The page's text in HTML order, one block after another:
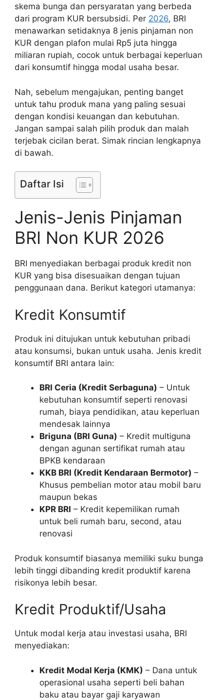
skema bunga dan persyaratan yang berbeda
dari program KUR bersubsidi. Per 2026, BRI
menawarkan setidaknya 8 jenis pinjaman non
KUR dengan plafon mulai Rp5 juta hingga
miliaran rupiah, cocok untuk berbagai keperluan
dari konsumtif hingga modal usaha besar.
Nah, sebelum mengajukan, penting banget
untuk tahu produk mana yang paling sesuai
dengan kondisi keuangan dan kebutuhan.
Jangan sampai salah pilih produk dan malah
terjebak cicilan berat. Simak rincian lengkapnya
di bawah.
Daftar Isi
Jenis-Jenis Pinjaman
BRI Non KUR 2026
BRI menyediakan berbagai produk kredit non
KUR yang bisa disesuaikan dengan tujuan
penggunaan dana. Berikut kategori utamanya:
Kredit Konsumtif
Produk ini ditujukan untuk kebutuhan pribadi
atau konsumsi, bukan untuk usaha. Jenis kredit
konsumtif BRI antara lain:
BRI Ceria (Kredit Serbaguna) – Untuk
kebutuhan konsumtif seperti renovasi
rumah, biaya pendidikan, atau keperluan
mendesak lainnya
Briguna (BRI Guna) – Kredit multiguna
dengan agunan sertifikat rumah atau
BPKB kendaraan
KKB BRI (Kredit Kendaraan Bermotor) –
Khusus pembelian motor atau mobil baru
maupun bekas
KPR BRI – Kredit kepemilikan rumah
untuk beli rumah baru, second, atau
renovasi
Produk konsumtif biasanya memiliki suku bunga
lebih tinggi dibanding kredit produktif karena
risikonya lebih besar.
Kredit Produktif/Usaha
Untuk modal kerja atau investasi usaha, BRI
menyediakan:
Kredit Modal Kerja (KMK) – Dana untuk
operasional usaha seperti beli bahan
baku atau bayar gaji karyawan